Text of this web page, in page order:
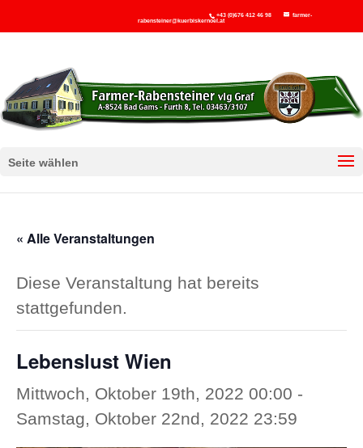
+43 (0)676 412 46 98
farmer-
rabensteiner@kuerbiskernoel.at
Seite wählen
« Alle Veranstaltungen
Diese Veranstaltung hat bereits
stattgefunden.
Lebenslust Wien
Mittwoch, Oktober 19th, 2022 00:00 -
Samstag, Oktober 22nd, 2022 23:59